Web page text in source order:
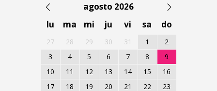
agosto 2026
lu
ma mi ju vi sa do
27 28 29 30 31 1
2
3
4 5 6 7 8
9
10
11 12 13 14 15
16
17
18 19 20 21 22
23